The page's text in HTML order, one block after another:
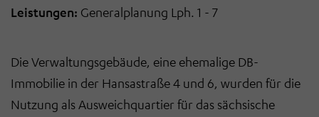
Leistungen: Generalplanung Lph. 1 - 7
Die Verwaltungsgebäude, eine ehemalige DB-
Immobilie in der Hansastraße 4 und 6, wurden für die
Nutzung als Ausweichquartier für das sächsische